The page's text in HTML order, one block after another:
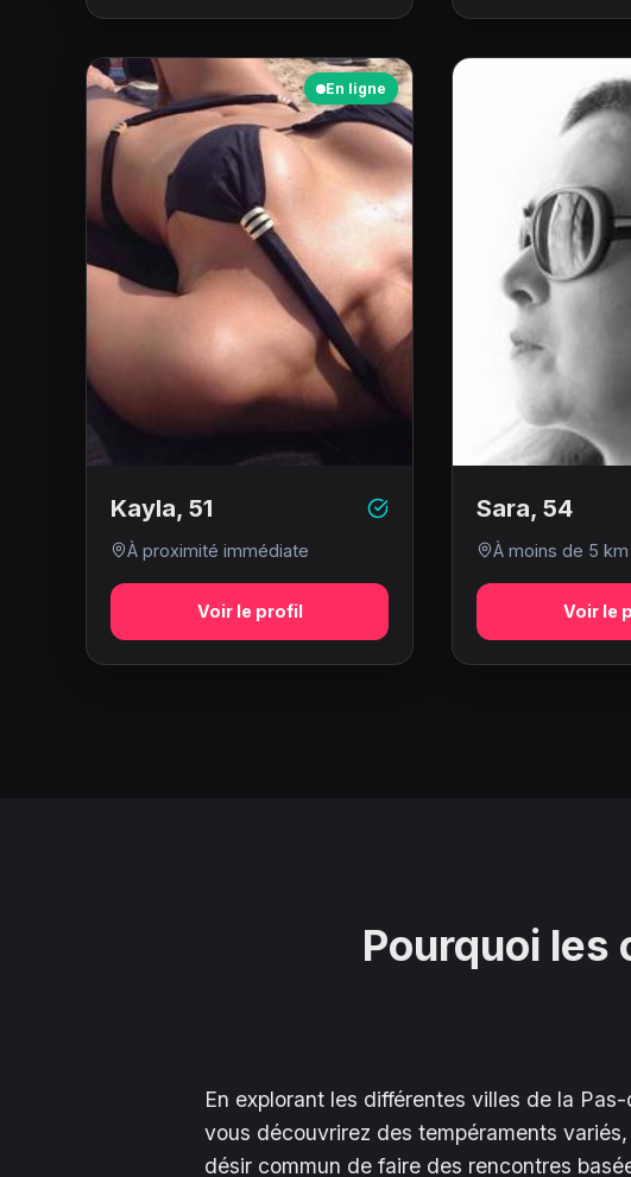
En ligne
Kayla, 51
À proximité immédiate
Voir le profil
Sara, 54
À moins de 5 km
Voir le
Pourquoi les
En explorant les différentes villes de la
vous découvrirez des tempéraments
désir commun de faire des rencontres